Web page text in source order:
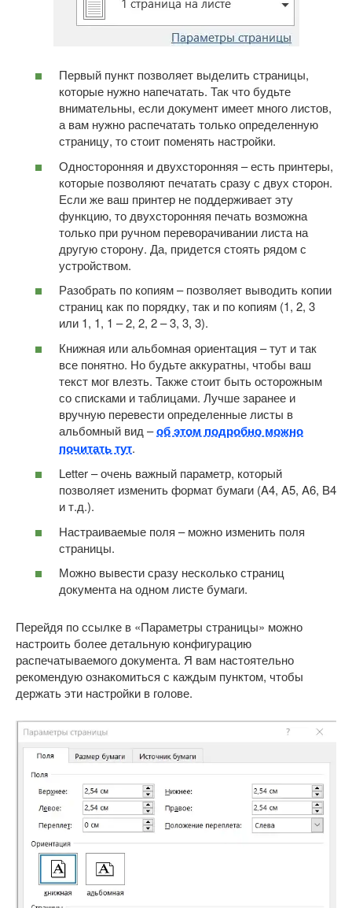
Первый пункт позволяет выделить страницы,
которые нужно напечатать. Так что будьте
внимательны, если документ имеет много листов,
а вам нужно распечатать только определенную
страницу, то стоит поменять настройки.
Односторонняя и двухсторонняя – есть принтеры,
которые позволяют печатать сразу с двух сторон.
Если же ваш принтер не поддерживает эту
функцию, то двухсторонняя печать возможна
только при ручном переворачивании листа на
другую сторону. Да, придется стоять рядом с
устройством.
Разобрать по копиям – позволяет выводить копии
страниц как по порядку, так и по копиям (1, 2, 3
или 1, 1, 1 – 2, 2, 2 – 3, 3, 3).
Книжная или альбомная ориентация – тут и так
все понятно. Но будьте аккуратны, чтобы ваш
текст мог влезть. Также стоит быть осторожным
со списками и таблицами. Лучше заранее и
вручную перевести определенные листы в
альбомный вид –об этом подробно можно
почитать тут.
Letter – очень важный параметр, который
позволяет изменить формат бумаги (A4, A5, A6, B4
и т.д.).
Настраиваемые поля – можно изменить поля
страницы.
Можно вывести сразу несколько страниц
документа на одном листе бумаги.
Перейдя по ссылке в «Параметры страницы» можно
настроить более детальную конфигурацию
распечатываемого документа. Я вам настоятельно
рекомендую ознакомиться с каждым пунктом, чтобы
держать эти настройки в голове.